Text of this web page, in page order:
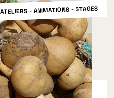
ATELIERS - ANIMATIONS - STAGES